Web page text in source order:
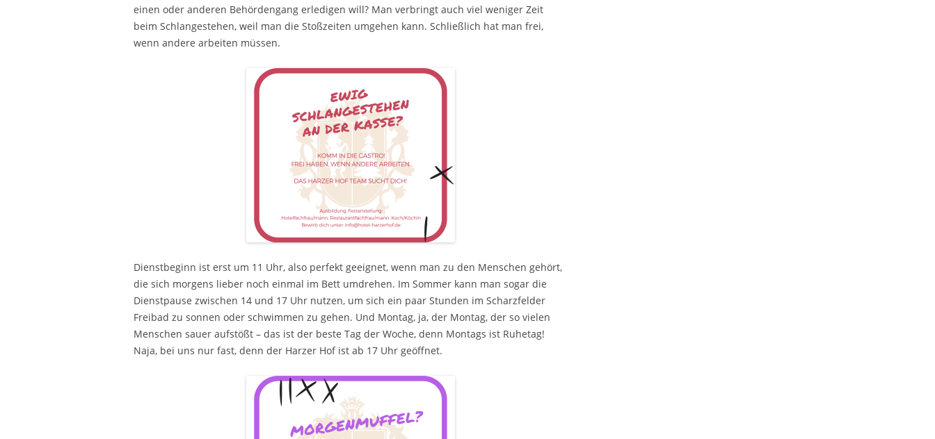
einen oder anderen Behördengang erledigen will? Man verbringt auch viel weniger Zeit
beim Schlangestehen, weil man die Stoßzeiten umgehen kann. Schließlich hat man frei,
wenn andere arbeiten müssen.
Dienstbeginn ist erst um 11 Uhr, also perfekt geeignet, wenn man zu den Menschen gehört,
die sich morgens lieber noch einmal im Bett umdrehen. Im Sommer kann man sogar die
Dienstpause zwischen 14 und 17 Uhr nutzen, um sich ein paar Stunden im Scharzfelder
Freibad zu sonnen oder schwimmen zu gehen. Und Montag, ja, der Montag, der so vielen
Menschen sauer aufstößt – das ist der beste Tag der Woche, denn Montags ist Ruhetag!
Naja, bei uns nur fast, denn der Harzer Hof ist ab 17 Uhr geöffnet.